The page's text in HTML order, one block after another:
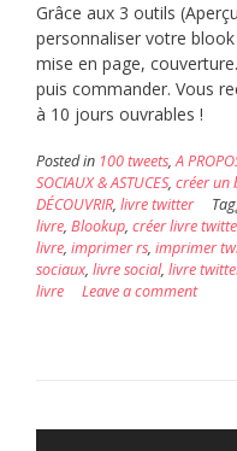
Grâce aux 3 outils
personnaliser votre
mise en page,
puis commander. Vous
à 10 jours ouvrables !
Posted in 100 tweets,A
SOCIAUX & ASTUCES, créer un
DÉCOUVRIR, livre twitter
livre, Blookup, créer livre
livre, imprimer rs, imprimer
sociaux, livre social, livre
livre
Leave a comment